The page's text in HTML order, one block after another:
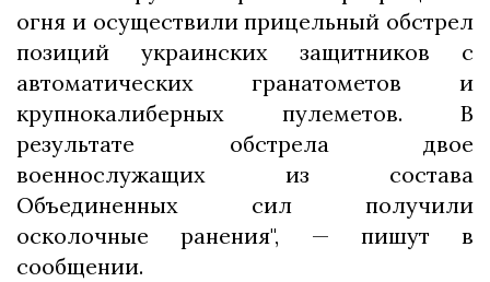
огня и осуществили прицельный обстрел
позиций украинских защитников с
автоматических гранатометов и
крупнокалиберных пулеметов. В
результате обстрела двое
военнослужащих из состава
Объединенных сил получили
осколочные ранения", — пишут в
сообщении.